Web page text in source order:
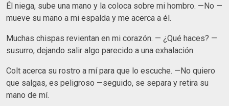
Él niega, sube una mano y la coloca sobre mi hombro. —No —
mueve su mano a mi espalda y me acerca a él.
Muchas chispas revientan en mi corazón. — ¿Qué haces? —
susurro, dejando salir algo parecido a una exhalación.
Colt acerca su rostro a mí para que lo escuche. —No quiero
que salgas, es peligroso —seguido, se separa y retira su
mano de mí.